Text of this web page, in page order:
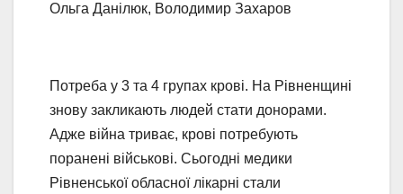
Ольга Данілюк, Володимир Захаров
Потреба у 3 та 4 групах крові. На Рівненщині
знову закликають людей стати донорами.
Адже війна триває, крові потребують
поранені військові. Сьогодні медики
Рівненської обласної лікарні стали